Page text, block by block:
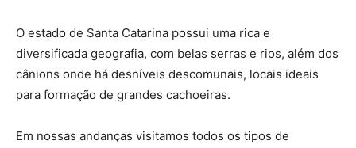
O estado de Santa Catarina possui uma rica e
diversificada geografia, com belas serras e rios, além dos
cânions onde há desníveis descomunais, locais ideais
para formação de grandes cachoeiras.
Em nossas andanças visitamos todos os tipos de